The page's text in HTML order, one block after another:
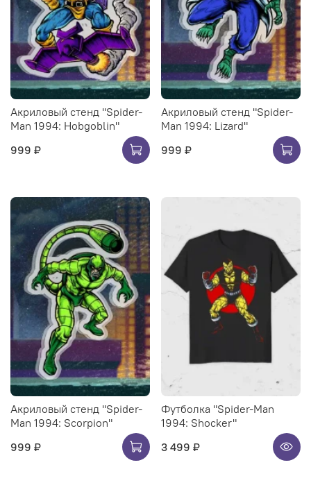
Акриловый стенд "Spider-
Man 1994: Hobgoblin"
999 ₽
Акриловый стенд "Spider-
Man 1994: Lizard"
999 ₽
Акриловый стенд "Spider-
Man 1994: Scorpion"
999 ₽
Футболка "Spider-Man
1994: Shocker"
3 499 ₽